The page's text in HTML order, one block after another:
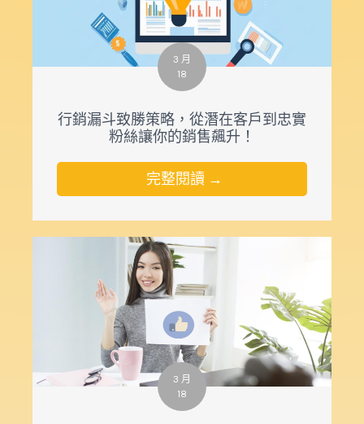
3 月
18
行銷漏斗致勝策略，從潛在客戶到忠實
粉絲讓你的銷售飆升！
完整閱讀 →
3 月
18